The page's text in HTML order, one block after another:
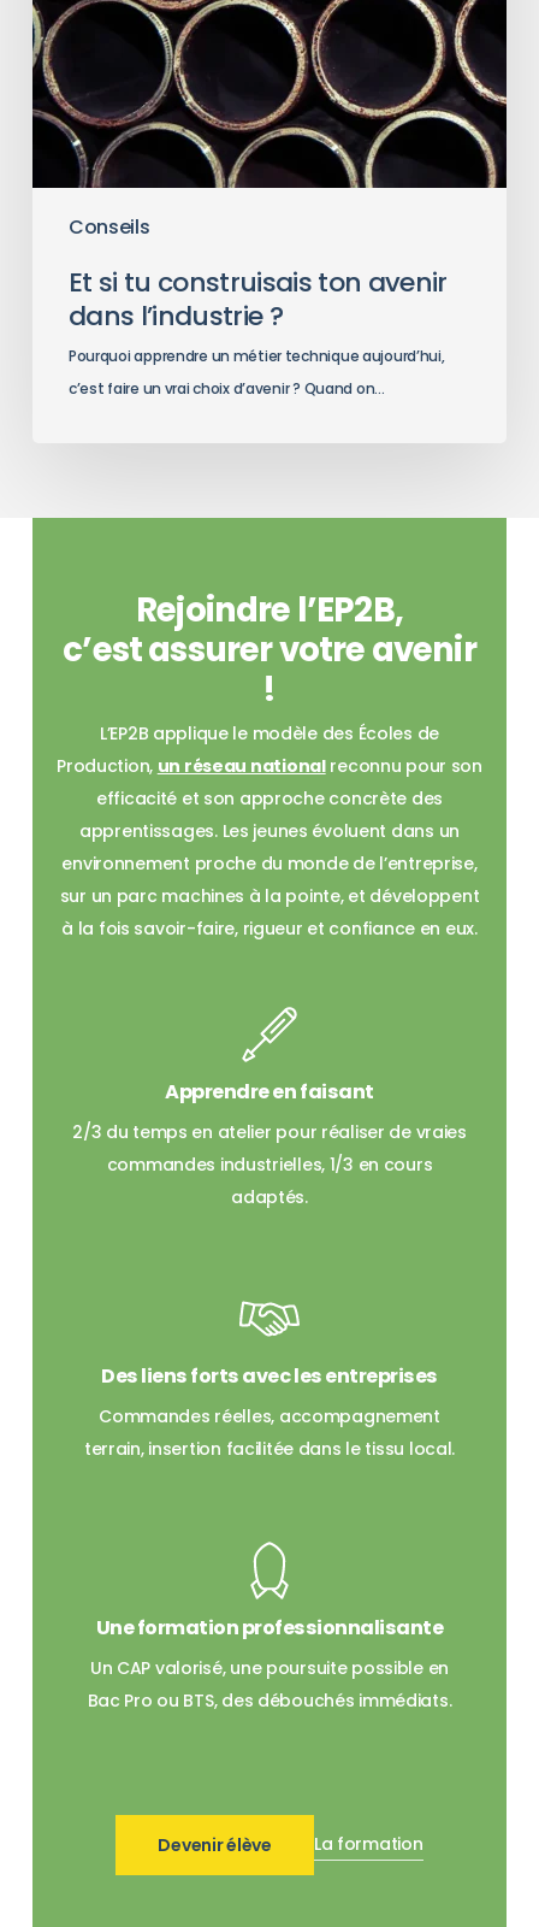
Conseils
Et si tu construisais ton avenir
dans l’industrie ?
Pourquoi apprendre un métier technique aujourd’hui,
c’est faire un vrai choix d’avenir ? Quand on…
Rejoindre l’EP2B,
c’est assurer votre avenir
!
L’EP2B applique le modèle des Écoles de
Production, un réseau nationalreconnu pour son
efficacité et son approche concrète des
apprentissages. Les jeunes évoluent dans un
environnement proche du monde de l’entreprise,
sur un parc machines à la pointe, et développent
à la fois savoir-faire, rigueur et confiance en eux.
Apprendre en faisant
2/3 du temps en atelier pour réaliser de vraies
commandes industrielles, 1/3 en cours
adaptés.
Des liens forts avec les entreprises
Commandes réelles, accompagnement
terrain, insertion facilitée dans le tissu local.
Une formation professionnalisante
Un CAP valorisé, une poursuite possible en
Bac Pro ou BTS, des débouchés immédiats.
Devenir élève La formation